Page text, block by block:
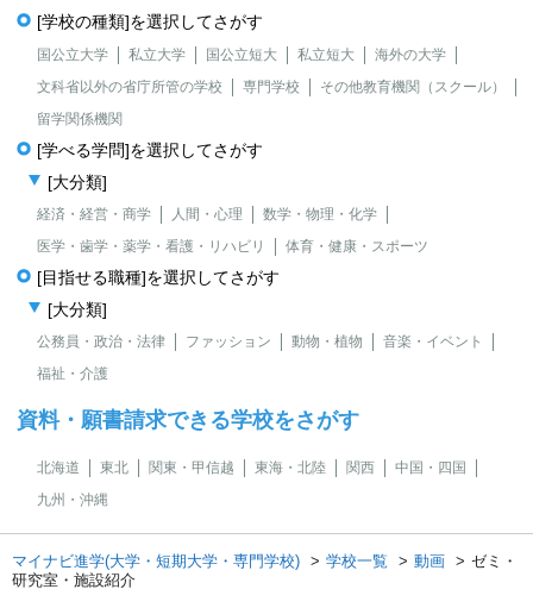
[学校の種類]を選択してさがす
国公立大学 私立大学 国公立短大 私立短大
海外の大学
文科省以外の省庁所管の学校
専門学校
その他教育機関（スクール）
留学関係機関
[学べる学問]を選択してさがす
[大分類]
経済・経営・商学 人間・心理
数学・物理・化学
医学・歯学・薬学・看護・リハビリ
体育・健康・スポーツ
[目指せる職種]を選択してさがす
[大分類]
公務員・政治・法律 ファッション 動物・植物
音楽・イベント
福祉・介護
資料・願書請求できる学校をさがす
北海道 東北 関東・甲信越 東海・北陸 関西
中国・四国
九州・沖縄
マイナビ進学(大学・短期大学・専門学校) 学校一覧 動画
ゼミ・
研究室・施設紹介